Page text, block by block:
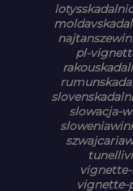
pl-
slowacja-
vignette-